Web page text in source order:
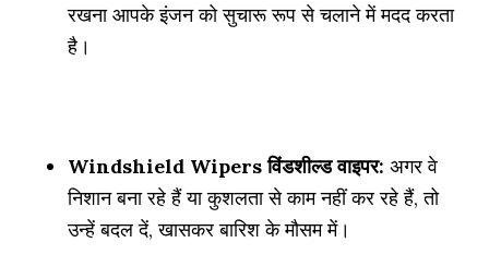
रखना आपके इंजन को सुचारू रूप से चलाने में मदद करता
है।
Windshield Wipers विंडशील्ड वाइपर: अगर वे
निशान बना रहे हैं या कुशलता से काम नहीं कर रहे हैं, तो
उन्हें बदल दें, खासकर बारिश के मौसम में।